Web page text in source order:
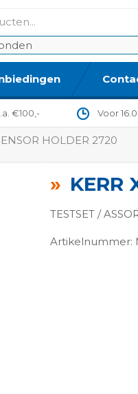
€100,- Voor
HOLDER 2720
KERR
TESTSET /
Artikelnummer: